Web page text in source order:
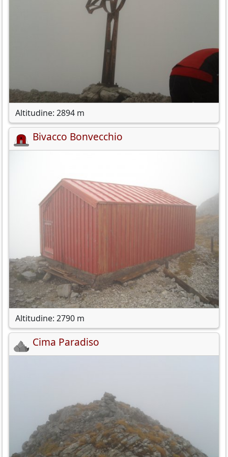
Altitudine: 2894 m
Bivacco Bonvecchio
Altitudine: 2790 m
Cima Paradiso